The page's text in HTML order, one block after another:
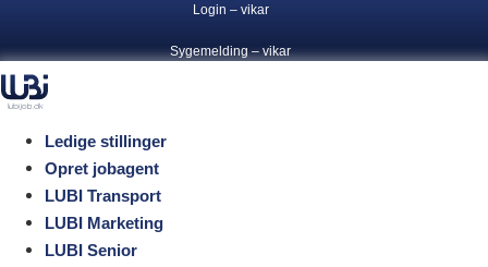
indhold
Login – vikar
Sygemelding – vikar
Ledige stillinger
Opret jobagent
LUBI Transport
LUBI Marketing
LUBI Senior